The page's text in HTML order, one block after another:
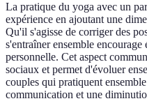
La pratique du yoga avec un
expérience en ajoutant une
Qu'il s'agisse de corriger des
s'entraîner ensemble
personnelle. Cet aspect
sociaux et permet d'évoluer
couples qui pratiquent
communication et une